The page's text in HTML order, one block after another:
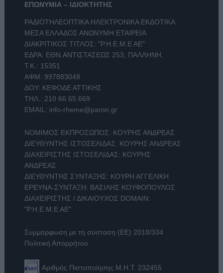
ΕΠΩΝΥΜΙΑ – ΙΔΙΟΚΤΗΤΗΣ
ΡΑΔΙΟΤΗΛΕΟΠΤΙΚΑ ΗΛΕΚΤΡΟΝΙΚΑ ΕΚΔΟΤΙΚΑ
ΜΕΣΑ ΕΛΛΑΔΟΣ ΑΝΩΝΥΜΗ ΕΤΑΙΡΕΙΑ
ΔΙΑΚΡΙΤΙΚΟΣ ΤΙΤΛΟΣ: "Ρ.Η.Ε.Μ.Ε ΑΕ"
ΕΔΡΑ: ΕΘΝ.ΑΝΤΙΣΤΑΣΕΩΣ 253, ΠΑΛΛΗΝΗ,
Τ.Κ.: 15351
ΑΦΜ: 997883048
ΔΟΥ: ΚΕΦΟΔΕ ΑΤΤΙΚΗΣ
ΤΗΛ.: 210 66.65.669
EMAIL: info-rheme@paron.gr
ΝΟΜΙΜΟΣ ΕΚΠΡΟΣΩΠΟΣ: ΚΟΥΡΗΣ ΑΝΔΡΕΑΣ
ΔΙΕΥΘΥΝΤΗΣ ΙΣΤΟΣΕΛΙΔΑΣ: ΚΟΥΡΗΣ ΑΝΔΡΕΑΣ
ΔΙΑΧΕΙΡΙΣΤΗΣ ΙΣΤΟΣΕΛΙΔΑΣ: ΚΟΥΡΗΣ
ΑΝΔΡΕΑΣ
ΔΙΕΥΘΥΝΤΗΣ ΣΥΝΤΑΞΗΣ: ΚΟΥΡΗ ΑΓΓΕΛΙΚΗ
ΕΡΕΥΝΑ-ΣΥΝΤΑΞΗ: ΒΑΣΙΛΗΣ ΚΟΥΦΟΠΟΥΛΟΣ
ΔΙΑΧΕΙΡΙΣΤΗΣ / ΔΙΚΑΙΟΥΧΟΣ DOMAIN:
"Ρ.Η.Ε.Μ.Ε ΑΕ"
Συμμόρφωση με τη σύσταση (ΕΕ) 2018/334
Πολιτική Απορρήτου
Αριθμός Πιστοποίησης Μ.Η.Τ. 232455